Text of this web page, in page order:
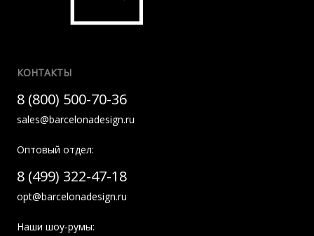
КОНТАКТЫ
8 (800) 500-70-36
sales@barcelonadesign.ru
Оптовый отдел:
8 (499) 322-47-18
opt@barcelonadesign.ru
Наши шоу-румы: